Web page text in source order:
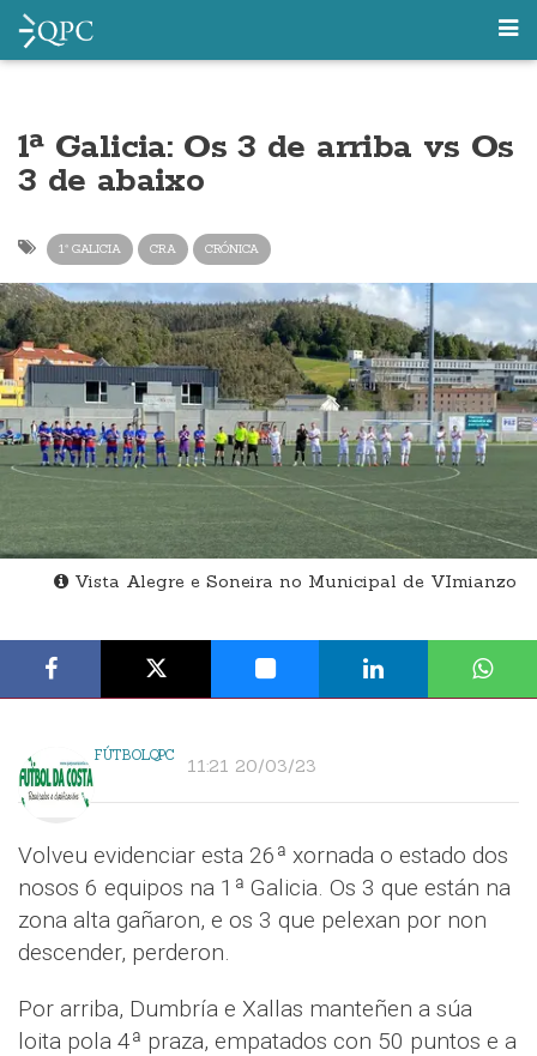
1ª Galicia: Os 3 de arriba vs Os
3 de abaixo
1ª GALICIA CRA CRÓNICA
Vista Alegre e Soneira no Municipal de VImianzo
FÚTBOLQPC 11:21 20/03/23
Volveu evidenciar esta 26ª xornada o estado dos
nosos 6 equipos na 1ª Galicia. Os 3 que están na
zona alta gañaron, e os 3 que pelexan por non
descender, perderon.
Por arriba, Dumbría e Xallas manteñen a súa
loita pola 4ª praza, empatados con 50 puntos e a